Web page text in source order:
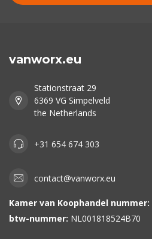
vanworx.eu
Stationstraat 29
6369 VG Simpelveld
the Netherlands
+31 654 674 303
contact@vanworx.eu
Kamer van Koophandel nummer:
btw-nummer: NL001818524B70